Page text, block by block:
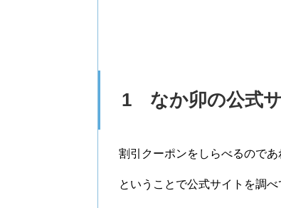
1 なか卯の公式
割引クーポンをしらべるので
ということで公式サイトを調べ